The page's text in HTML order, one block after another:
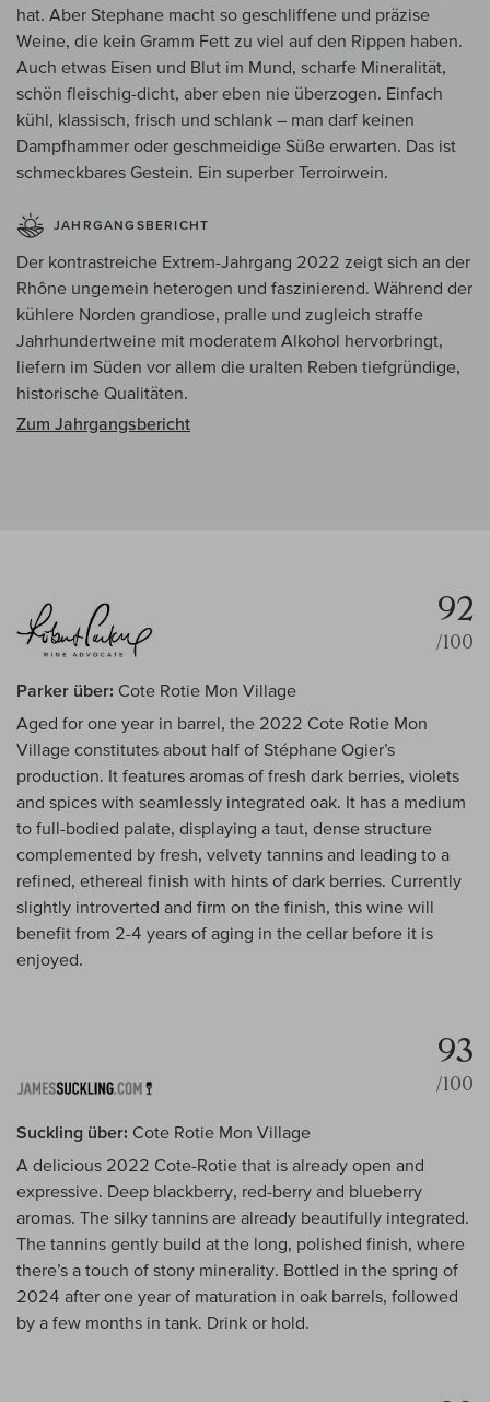
hat. Aber Stephane macht so geschliffene und präzise
Weine, die kein Gramm Fett zu viel auf den Rippen haben.
Auch etwas Eisen und Blut im Mund, scharfe Mineralität,
schön fleischig-dicht, aber eben nie überzogen. Einfach
kühl, klassisch, frisch und schlank – man darf keinen
Dampfhammer oder geschmeidige Süße erwarten. Das ist
schmeckbares Gestein. Ein superber Terroirwein.
JAHRGANGSBERICHT
Der kontrastreiche Extrem-Jahrgang 2022 zeigt sich an der
Rhône ungemein heterogen und faszinierend. Während der
kühlere Norden grandiose, pralle und zugleich straffe
Jahrhundertweine mit moderatem Alkohol hervorbringt,
liefern im Süden vor allem die uralten Reben tiefgründige,
historische Qualitäten.
Zum Jahrgangsbericht
92
/100
Parker über: Cote Rotie Mon Village
Aged for one year in barrel, the 2022 Cote Rotie Mon
Village constitutes about half of Stéphane Ogier’s
production. It features aromas of fresh dark berries, violets
and spices with seamlessly integrated oak. It has a medium
to full-bodied palate, displaying a taut, dense structure
complemented by fresh, velvety tannins and leading to a
refined, ethereal finish with hints of dark berries. Currently
slightly introverted and firm on the finish, this wine will
benefit from 2-4 years of aging in the cellar before it is
enjoyed.
93
/100
Suckling über: Cote Rotie Mon Village
A delicious 2022 Cote-Rotie that is already open and
expressive. Deep blackberry, red-berry and blueberry
aromas. The silky tannins are already beautifully integrated.
The tannins gently build at the long, polished finish, where
there’s a touch of stony minerality. Bottled in the spring of
2024 after one year of maturation in oak barrels, followed
by a few months in tank. Drink or hold.